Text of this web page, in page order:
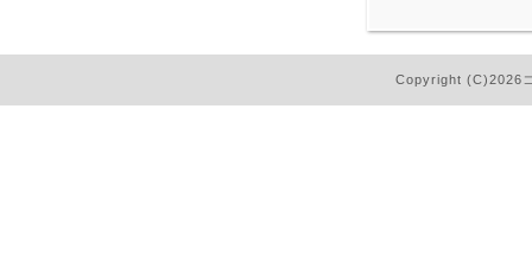
Copyright (C)2026